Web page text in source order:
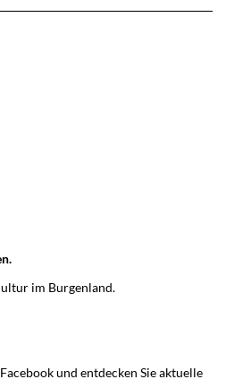
im Burgenland.
Facebookund entdecken Sie aktuelle